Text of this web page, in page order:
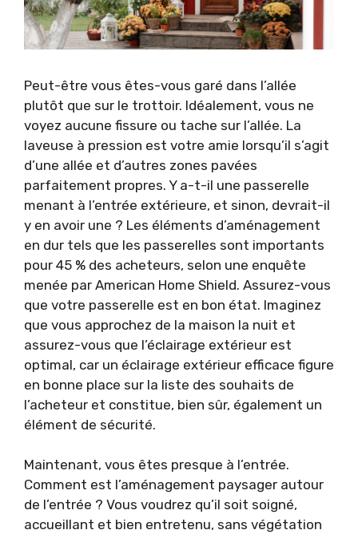
Peut-être vous êtes-vous garé dans l’allée
plutôt que sur le trottoir. Idéalement, vous ne
voyez aucune fissure ou tache sur l’allée. La
laveuse à pression est votre amie lorsqu’il s’agit
d’une allée et d’autres zones pavées
parfaitement propres. Y a-t-il une passerelle
menant à l’entrée extérieure, et sinon, devrait-il
y en avoir une ? Les éléments d’aménagement
en dur tels que les passerelles sont importants
pour 45 % des acheteurs, selon une enquête
menée par American Home Shield. Assurez-vous
que votre passerelle est en bon état. Imaginez
que vous approchez de la maison la nuit et
assurez-vous que l’éclairage extérieur est
optimal, car un éclairage extérieur efficace figure
en bonne place sur la liste des souhaits de
l’acheteur et constitue, bien sûr, également un
élément de sécurité.
Maintenant, vous êtes presque à l’entrée.
Comment est l’aménagement paysager autour
de l’entrée ? Vous voudrez qu’il soit soigné,
accueillant et bien entretenu, sans végétation